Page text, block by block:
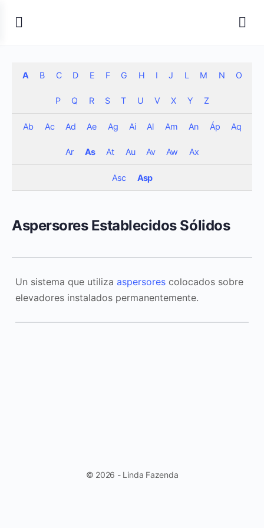
A B C D E F G H I J L M N O
P Q R S T U V X Y Z
Ab Ac Ad Ae Ag Ai Al Am An Áp Aq
Ar As At Au Av Aw Ax
Asc Asp
Aspersores Establecidos Sólidos
Un sistema que utilizaaspersores colocados sobre
elevadores instalados permanentemente.
© 2026 - Linda Fazenda